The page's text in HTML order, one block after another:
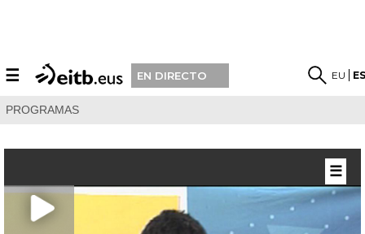
☰ EN DIRECTO EU
PROGRAMAS
☰